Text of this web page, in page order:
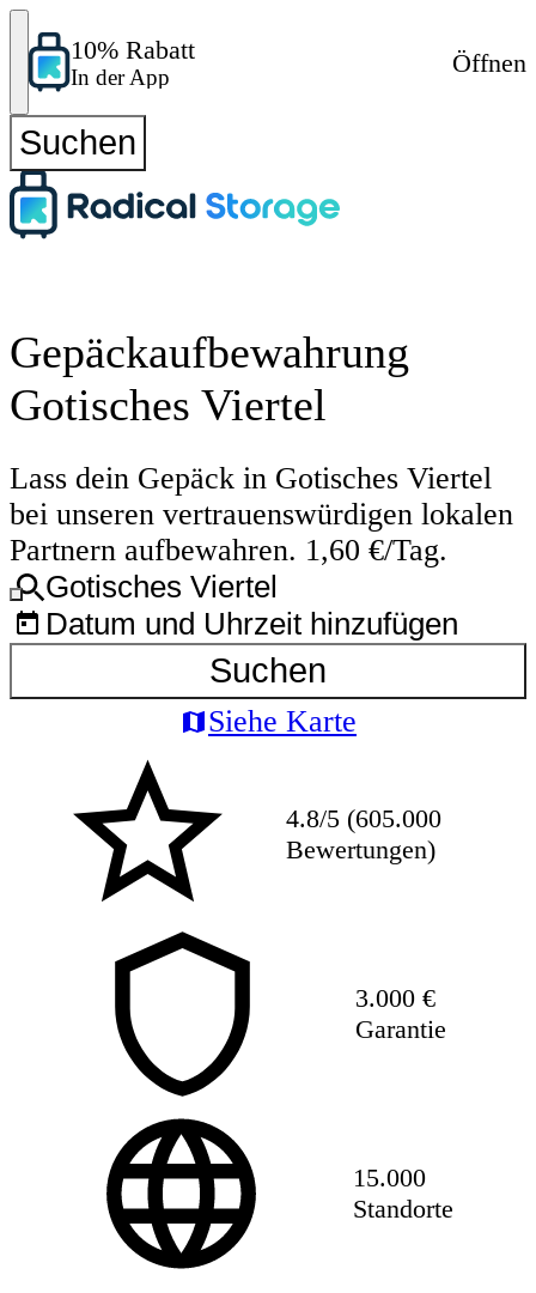
10% Rabatt
In der App
Öffnen
Suchen
Gepäckaufbewahrung
Gotisches Viertel
Lass dein Gepäck in Gotisches Viertel
bei unseren vertrauenswürdigen lokalen
Partnern aufbewahren. 1,60 €/Tag.
Gotisches Viertel
Datum und Uhrzeit hinzufügen
Suchen
Siehe Karte
4.8/5 (605.000
Bewertungen)
3.000 €
Garantie
15.000
Standorte